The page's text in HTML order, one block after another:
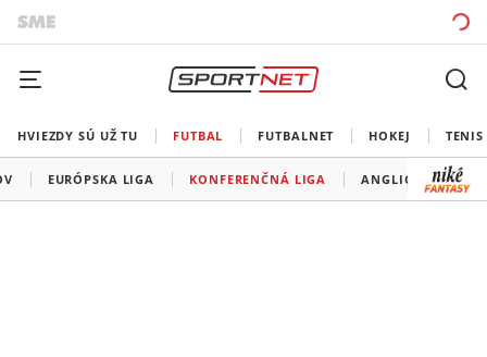
HVIEZDY SÚ UŽ TU FUTBAL FUTBALNET HOKEJ TENIS
EURÓPSKA LIGA KONFERENČNÁ LIGA ANGLICKO